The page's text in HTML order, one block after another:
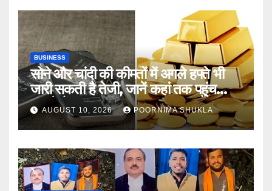
BUSINESS
सोने और चांदी की कीमतों में अगले हफ्ते भी
जारी सकती है तेजी, जानें कहां तक पहुंच
सकते हैं भाव
AUGUST 10, 2026 POORNIMA SHUKLA